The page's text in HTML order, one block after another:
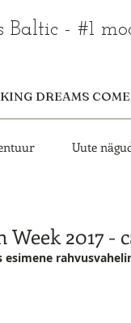
Baltic - #1
DREAMS
Uute
2017 -